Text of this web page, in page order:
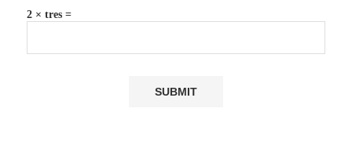
2 × tres =